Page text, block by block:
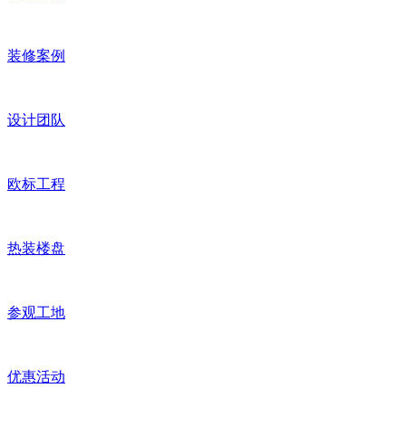
装修案例
设计团队
欧标工程
热装楼盘
参观工地
优惠活动